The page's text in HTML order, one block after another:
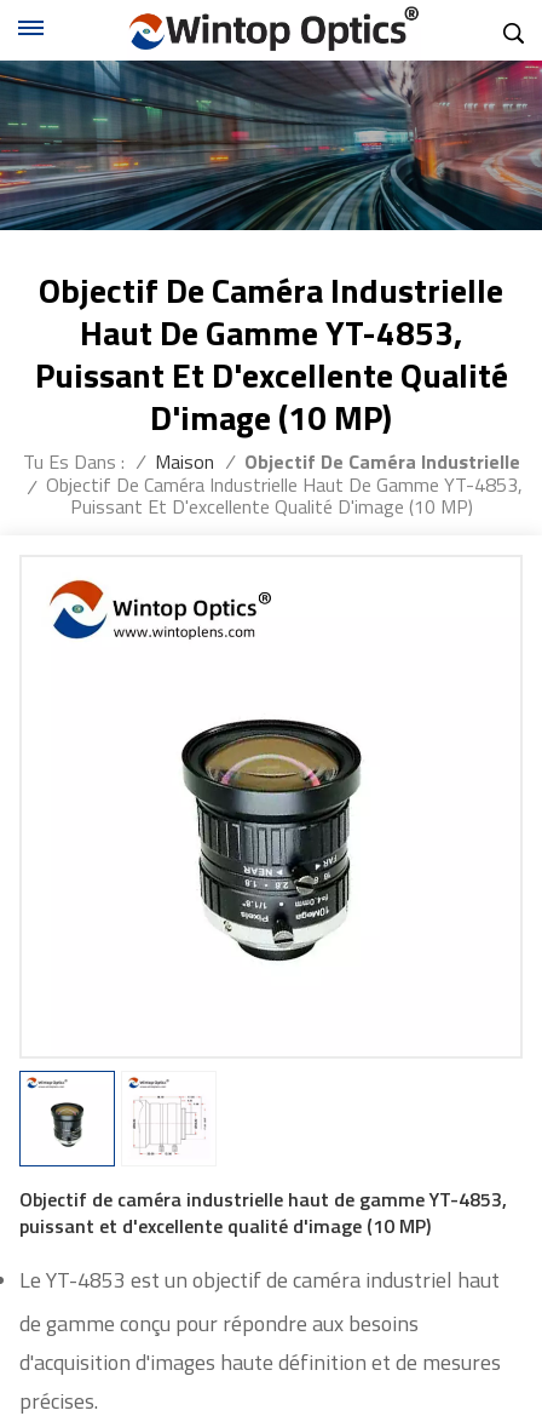
Objectif De Caméra Industrielle
Haut De Gamme YT-4853,
Puissant Et D'excellente Qualité
D'image (10 MP)
Tu Es Dans : / Maison / Objectif De Caméra Industrielle
/ Objectif De Caméra Industrielle Haut De Gamme YT-4853,
Puissant Et D'excellente Qualité D'image (10 MP)
Objectif de caméra industrielle haut de gamme YT-4853,
puissant et d'excellente qualité d'image (10 MP)
Le YT-4853 est un objectif de caméra industriel haut
de gamme conçu pour répondre aux besoins
d'acquisition d'images haute définition et de mesures
précises.